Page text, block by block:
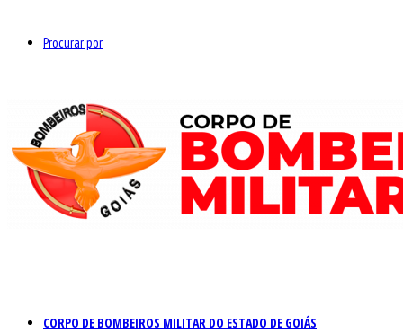
Procurar por
CORPO DE BOMBEIROS MILITAR DO ESTADO DE GOIÁS